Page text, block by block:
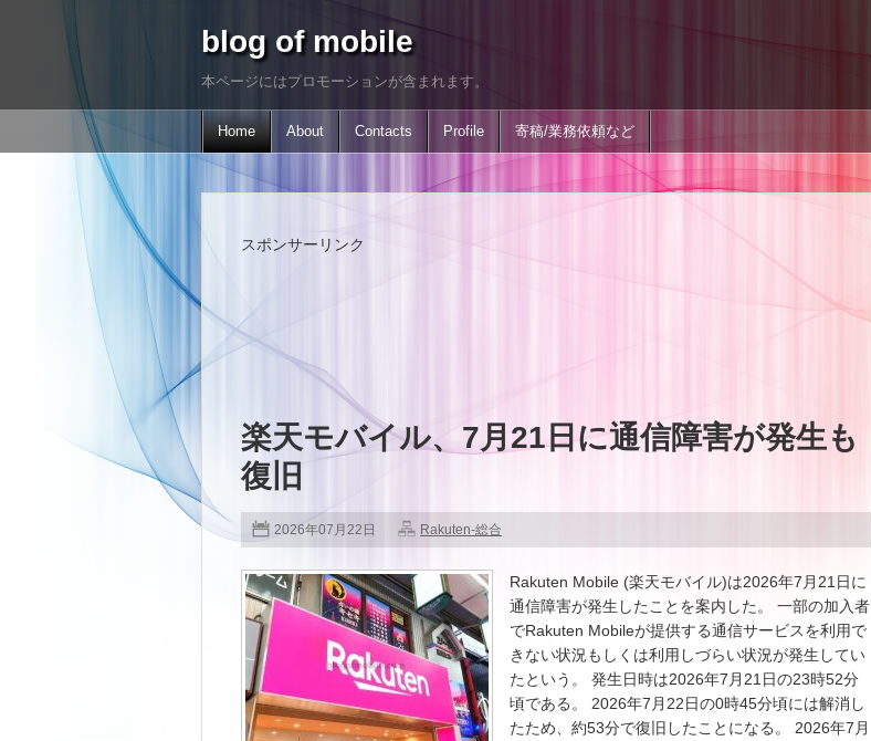
blog of mobile
本ページにはプロモーションが含まれます。
Home About Contacts Profile 寄稿/業務依頼など
スポンサーリンク
楽天モバイル、7月21日に通信障害が発生も
復旧
2026年07月22日 Rakuten-総合
Rakuten Mobile (楽天モバイル)は2026年7月21日に
通信障害が発生したことを案内した。 一部の加入者
でRakuten Mobileが提供する通信サービスを利用で
きない状況もしくは利用しづらい状況が発生してい
たという。 発生日時は2026年7月21日の23時52分
頃である。 2026年7月22日の0時45分頃には解消し
たため、約53分で復旧したことになる。 2026年7月